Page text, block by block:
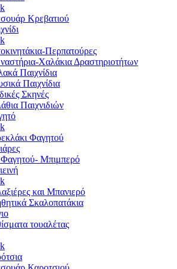
Κρεβατιού
Περπατούρες
Χαλάκια Δραστηριοτήτων
Παιχνίδια
Παιχνίδια
Σκηνές
Παιχνιδιών
Φαγητού
Φαγητού- Μπιμπερό
και Μπανιερό
Σκαλοπατάκια
τουαλέτας